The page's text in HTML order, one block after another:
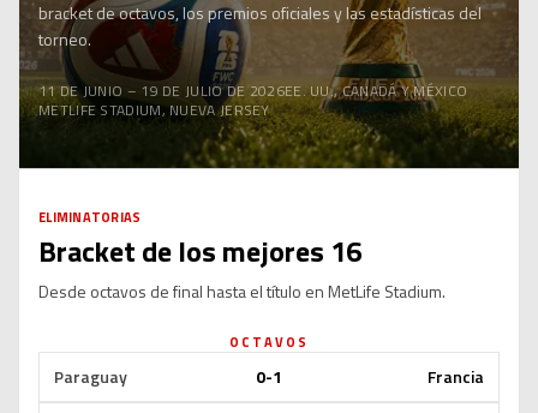
bracket de octavos, los premios oficiales y las estadísticas del
torneo.
FECHAS
11 DE JUNIO – 19 DE JULIO DE 2026SEDES
EE. UU., CANADÁ Y MÉXICO
FINAL
METLIFE STADIUM, NUEVA JERSEY
ELIMINATORIAS
Bracket de los mejores 16
Desde octavos de final hasta el título en MetLife Stadium.
OCTAVOS
Paraguay 0-1
Francia